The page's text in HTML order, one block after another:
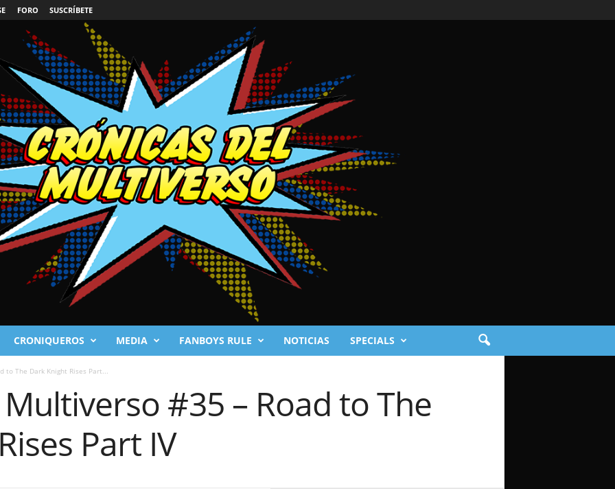
FORO SUSCRÍBETE
CRONIQUEROS MEDIA FANBOYS RULE NOTICIAS SPECIALS
to The Dark Knight Rises Part...
#35 – Road to The
Part IV